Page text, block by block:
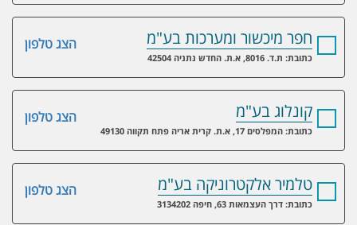
הצג טלפון חפר מיכשור ומערכות בע"מ
כתובת: ת.ד. 8016, א.ת. החדש נתניה 42504
הצג טלפון קונלוג בע"מ
כתובת: המפלסים 17, א.ת. קרית אריה פתח תקווה 49130
הצג טלפון טלמיר אלקטרוניקה בע"מ
כתובת: דרך העצמאות 63, חיפה 3134202